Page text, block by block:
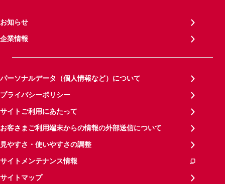
お知らせ
企業情報
パーソナルデータ（個人情報など）について
プライバシーポリシー
サイトご利用にあたって
お客さまご利用端末からの情報の外部送信について
見やすさ・使いやすさの調整
サイトメンテナンス情報
サイトマップ